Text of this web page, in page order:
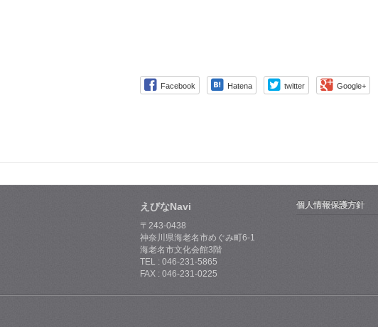
Facebook Hatena twitter Google+
えびなNavi
〒243-0438
神奈川県海老名市めぐみ町6-1
海老名市文化会館3階
TEL : 046-231-5865
FAX : 046-231-0225
個人情報保護方針